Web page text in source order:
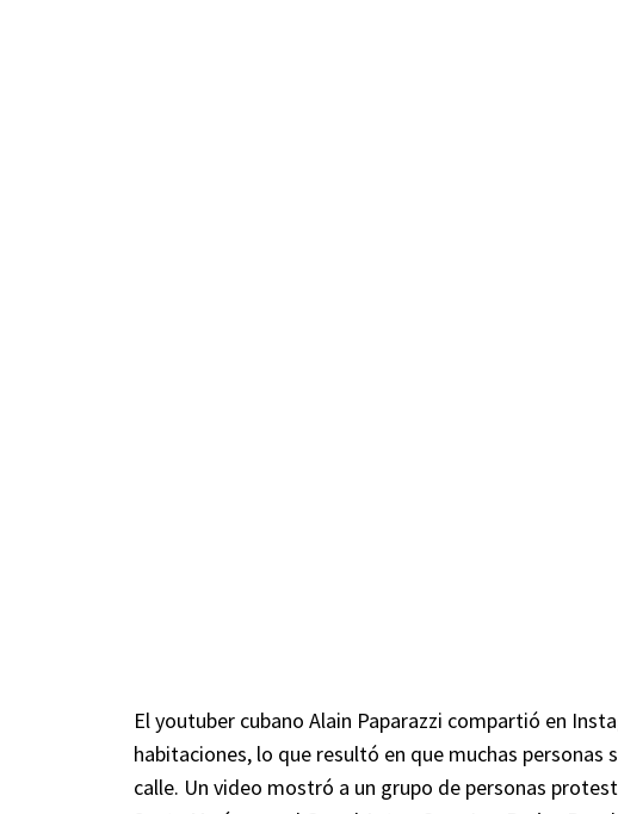
El youtuber cubano Alain Paparazzi compartió en
habitaciones, lo que resultó en que muchas personas
calle. Un video mostró a un grupo de personas